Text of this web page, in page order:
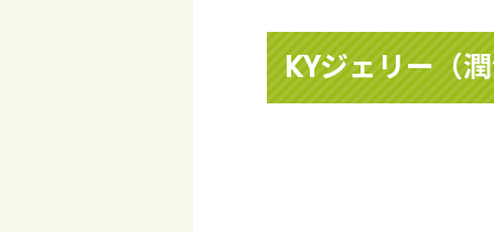
KYジェリー（